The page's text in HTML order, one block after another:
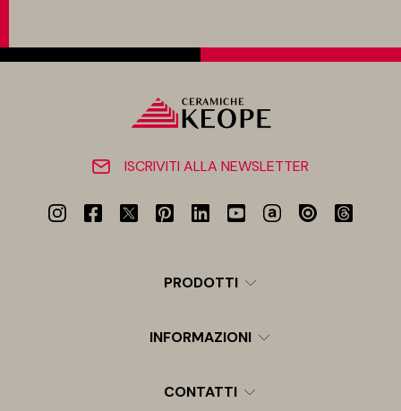
ISCRIVITI ALLA NEWSLETTER
PRODOTTI
INFORMAZIONI
CONTATTI